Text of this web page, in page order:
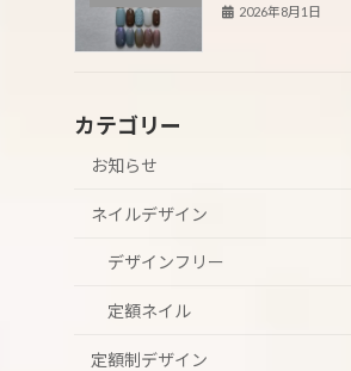
2026年8月1日
カテゴリー
お知らせ
ネイルデザイン
デザインフリー
定額ネイル
定額制デザイン